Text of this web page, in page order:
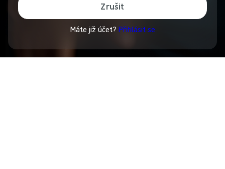
Zrušit
Máte již účet? Přihlásit se